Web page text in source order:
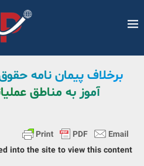
آموز به مناطق
into the site to view this content.